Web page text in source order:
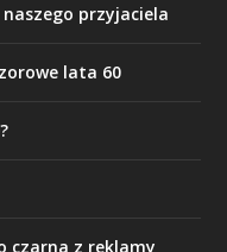
przyjaciela
lata 60
czarna z reklamy